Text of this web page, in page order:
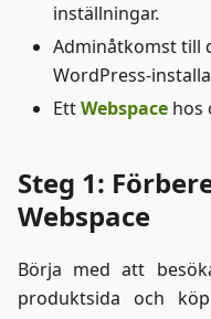
inställningar.
Adminåtkomst till
WordPress-
EttWebspace hos
Steg 1:
Webspace
Börja med att
produktsida och